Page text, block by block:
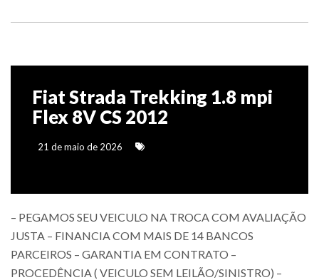
Fiat Strada Trekking 1.8 mpi
Flex 8V CS 2012
21 de maio de 2026
– PEGAMOS SEU VEICULO NA TROCA COM AVALIAÇÃO
JUSTA – FINANCIA COM MAIS DE 14 BANCOS
PARCEIROS – GARANTIA EM CONTRATO –
PROCEDÊNCIA ( VEICULO SEM LEILÃO/SINISTRO) –